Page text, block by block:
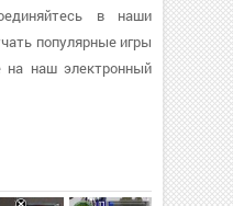
в наши
популярные игры
на наш электронный